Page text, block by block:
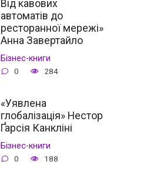
Від кавових
автоматів до
ресторанної мережі»
Анна Завертайло
Бізнес-книги
0 284
«Уявлена
глобалізація» Нестор
Ґарсія Канкліні
Бізнес-книги
0 188